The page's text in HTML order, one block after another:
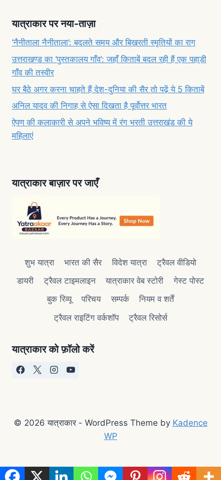
यात्राकार पर नया-ताज़ा
‘नैनीताला नैनीताला’: बदलते समय और बिखरती स्मृतियों का राग
उत्तराखण्ड का ‘पुस्तकालय गाँव’: जहाँ किताबें बदल रही हैं एक पहाड़ी
गाँव की तस्वीर
घर बैठे अगर करना चाहते हैं देश-दुनिया की सैर तो पढ़ें ये 5 किताबें
अनिल यादव की निगाह से ऐसा दिखता है पूर्वोत्तर भारत
ऐपण की कलाकारी से अपने भविष्य में रंग भरती उत्तराखंड की ये
महिलाएं
यात्राकार बाज़ार पर जाएँ
शुभ यात्रा भारत की सैर विदेश यात्रा
ट्रैवल वीडियो
डायरी
ट्रैवल टाइमलाइन यात्राकार वेब स्टोरी
गेस्ट पोस्ट
बुक रिव्यू
परिचय सम्पर्क
नियम व शर्तें
ट्रैवल राइटिंग वर्कशॉप
ट्रैवल रिसोर्स
यात्राकार को फ़ॉलो करें
© 2026 यात्राकार - WordPress Theme by Kadence
WP